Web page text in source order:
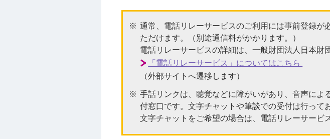
通常、電話リレーサービスのご利用には事前登録
ただけます。（別途通信料がかかります。）
電話リレーサービスの詳細は、一般財団法人日本財
「電話リレーサービス」についてはこちら
（外部サイトへ遷移します）
手話リンクは、聴覚などに障がいがあり、音声に
付窓口です。文字チャットや筆談での受付は行って
文字チャットをご希望の場合は、電話リレーサービ